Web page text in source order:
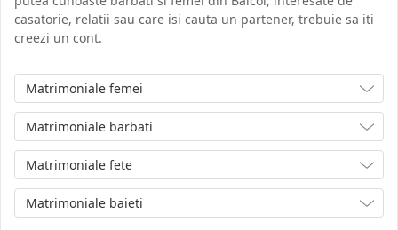
casatorie, relatii sau care isi cauta un partener, trebuie sa iti
creezi un cont.
Matrimoniale femei
Matrimoniale barbati
Matrimoniale fete
Matrimoniale baieti